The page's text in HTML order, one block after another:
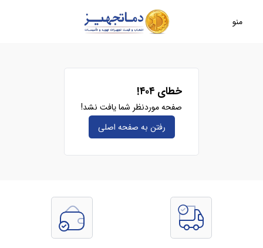
منو
خطای ۴۰۴!
صفحه موردنظر شما یافت نشد!
رفتن به صفحه‌ اصلی